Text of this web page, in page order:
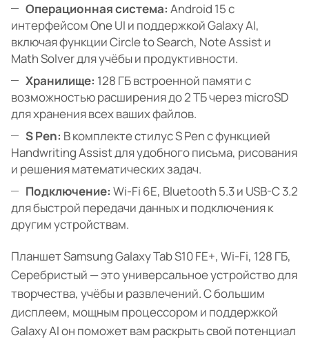
Операционная система: Android 15 с
интерфейсом One UI и поддержкой Galaxy AI,
включая функции Circle to Search, Note Assist и
Math Solver для учёбы и продуктивности.
Хранилище: 128 ГБ встроенной памяти с
возможностью расширения до 2 ТБ через microSD
для хранения всех ваших файлов.
S Pen: В комплекте стилус S Pen с функцией
Handwriting Assist для удобного письма, рисования
и решения математических задач.
Подключение: Wi-Fi 6E, Bluetooth 5.3 и USB-C 3.2
для быстрой передачи данных и подключения к
другим устройствам.
Планшет Samsung Galaxy Tab S10 FE+, Wi-Fi, 128 ГБ,
Серебристый — это универсальное устройство для
творчества, учёбы и развлечений. С большим
дисплеем, мощным процессором и поддержкой
Galaxy AI он поможет вам раскрыть свой потенциал